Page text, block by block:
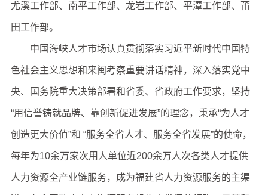
尤溪工作部、南平工作部、龙岩工作部、平潭工作部、莆
田工作部。
中国海峡人才市场认真贯彻落实习近平新时代中国特
色社会主义思想和来闽考察重要讲话精神，深入落实党中
央、国务院重大决策部署和省委、省政府工作要求，坚持
“用信誉铸就品牌、靠创新促进发展”的理念，秉承“为人才
创造更大价值”和 “服务全省人才、服务全省发展”的使命，
每年为10余万家次用人单位近200余万人次各类人才提供
人力资源全产业链服务，成为福建省人力资源服务的主渠